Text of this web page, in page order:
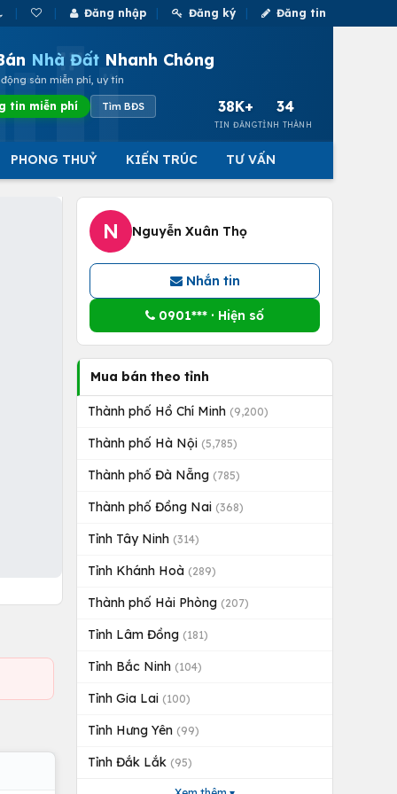
Đăng nhập Đăng ký Đăng tin
Nhà Đất Nhanh Chóng
sản miễn phí, uy tín
tin miễn phí Tìm BĐS 38K+
TIN ĐĂNG
34
TỈNH THÀNH
PHONG THUỶ KIẾN TRÚC TƯ VẤN
N Nguyễn Xuân Thọ
Nhắn tin
0901*** · Hiện số
Mua bán theo tỉnh
Thành phố Hồ Chí Minh (9,200)
Thành phố Hà Nội (5,785)
Thành phố Đà Nẵng (785)
Thành phố Đồng Nai (368)
Tỉnh Tây Ninh (314)
Tỉnh Khánh Hoà (289)
Thành phố Hải Phòng (207)
Tỉnh Lâm Đồng (181)
Tỉnh Bắc Ninh (104)
Tỉnh Gia Lai (100)
Tỉnh Hưng Yên (99)
Tỉnh Đắk Lắk (95)